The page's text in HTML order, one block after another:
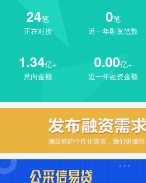
24笔
正在对接
0笔
近一年融资笔数
1.34亿+
意向金额
0.00亿+
近一年融资金额